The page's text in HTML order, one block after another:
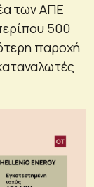
των ΑΠΕ
500
παροχή